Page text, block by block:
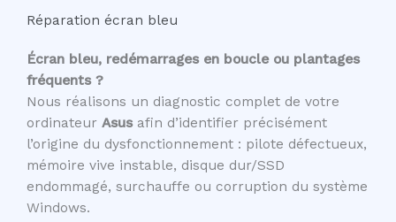
Réparation écran bleu
Écran bleu, redémarrages en boucle ou plantages
fréquents ?
Nous réalisons un diagnostic complet de votre
ordinateur Asusafin d’identifier précisément
l’origine du dysfonctionnement : pilote défectueux,
mémoire vive instable, disque dur/SSD
endommagé, surchauffe ou corruption du système
Windows.